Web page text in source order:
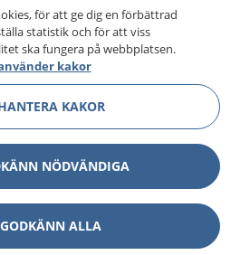
din hälsa och vård
om hälsa och information om
du kan kontakta.
journal och göra dina
1177 för
dygnet runt.
du vill må bättre.
för att ge dig en förbättrad
statistik och för att viss
ska fungera på webbplatsen.
kakor
KAKOR
NÖDVÄNDIGA
GODKÄNN ALLA